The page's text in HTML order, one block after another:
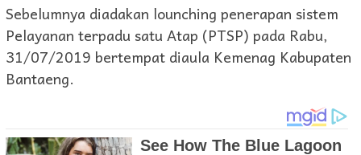
Sebelumnya diadakan lounching penerapan sistem
Pelayanan terpadu satu Atap (PTSP) pada Rabu,
31/07/2019 bertempat diaula Kemenag Kabupaten
Bantaeng.